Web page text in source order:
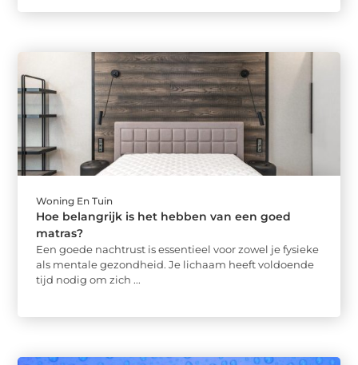
Woning En Tuin
Hoe belangrijk is het hebben van een goed
matras?
Een goede nachtrust is essentieel voor zowel je fysieke
als mentale gezondheid. Je lichaam heeft voldoende
tijd nodig om zich ...